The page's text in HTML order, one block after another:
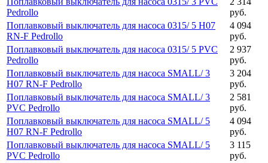
Pedrollo
руб.
Поплавковый выключатель для насоса 0315/ 5 H07
RN-F Pedrollo
4 094
руб.
Поплавковый выключатель для насоса 0315/ 5 PVC
Pedrollo
2 937
руб.
Поплавковый выключатель для насоса SMALL/ 3
H07 RN-F Pedrollo
3 204
руб.
Поплавковый выключатель для насоса SMALL/ 3
PVC Pedrollo
2 581
руб.
Поплавковый выключатель для насоса SMALL/ 5
H07 RN-F Pedrollo
4 094
руб.
Поплавковый выключатель для насоса SMALL/ 5
PVC Pedrollo
3 115
руб.